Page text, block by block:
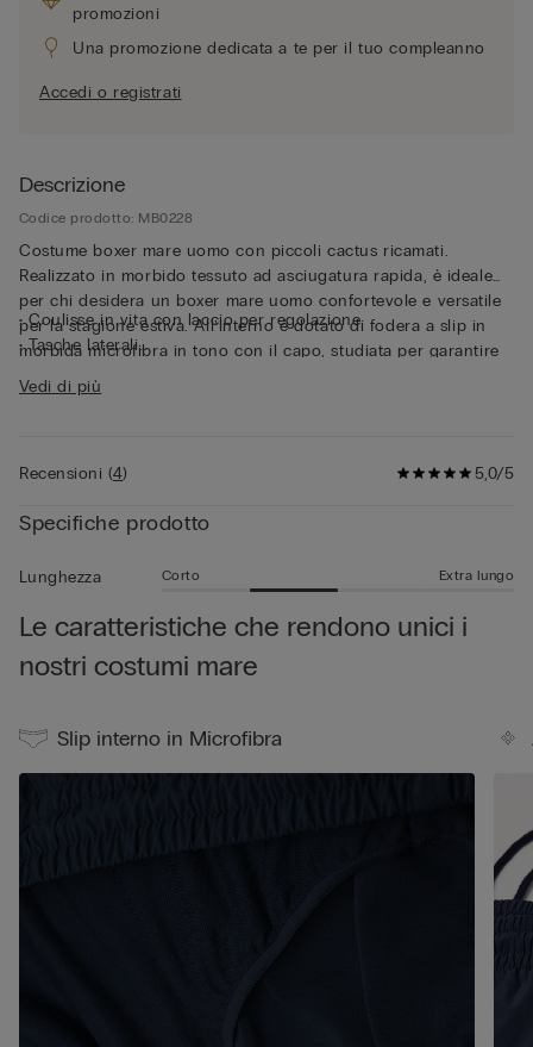
promozioni
Una promozione dedicata a te per il tuo compleanno
Accedi o registrati
Descrizione
Codice prodotto: MB0228
Costume boxer mare uomo con piccoli cactus ricamati.
Realizzato in morbido tessuto ad asciugatura rapida, è ideale
per chi desidera un boxer mare uomo confortevole e versatile
per la stagione estiva. All’interno è dotato di fodera a slip in
morbida microfibra in tono con il capo, studiata per garantire
sostegno e comfort sia durante il bagno che nei momenti di
relax fuori dall’acqua. Il girovita può essere regolato grazie al
l’originale apribottiglie in metallo in dotazione, dettaglio
dettaglio del ricamo, questo costume mare uomo si distingue
da bagno, può essere perfetto da indossare anche come
all'interno della sua tasca posteriore, così da ridurne le
• Coulisse in vita con laccio per regolazione
• Tasche laterali
• Apribottiglie in metallo
• Spacchetto laterale per maggiore libertà di movimento
• Vestibilità regular
Vedi di più
5,0/5
Recensioni(4)
Specifiche prodotto
Lunghezza Corto Extra lungo
Le caratteristiche che rendono unici i
nostri costumi mare
Slip interno in Microfibra